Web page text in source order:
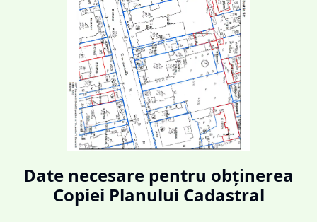
Date necesare pentru obținerea
Copiei Planului Cadastral